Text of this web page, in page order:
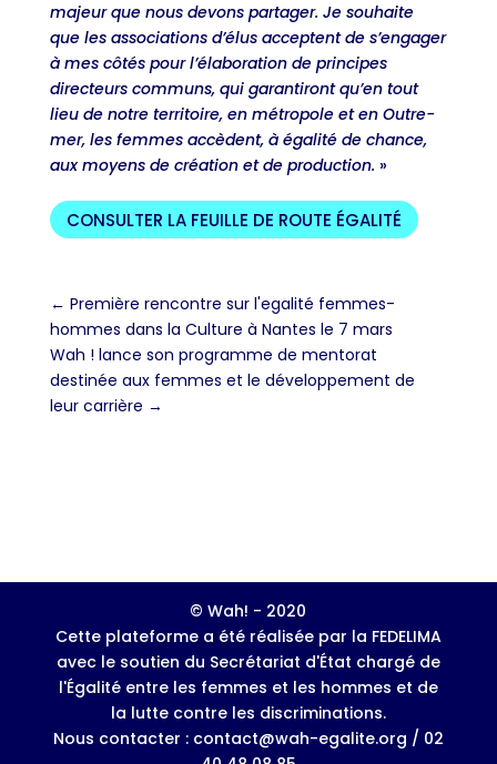
majeur que nous devons partager. Je souhaite
que les associations d’élus acceptent de s’engager
à mes côtés pour l’élaboration de principes
directeurs communs, qui garantiront qu’en tout
lieu de notre territoire, en métropole et en Outre-
mer, les femmes accèdent, à égalité de chance,
aux moyens de création et de production. »
CONSULTER LA FEUILLE DE ROUTE ÉGALITÉ
← Première rencontre sur l'egalité femmes-
hommes dans la Culture à Nantes le 7 mars
Wah ! lance son programme de mentorat
destinée aux femmes et le développement de
leur carrière →
© Wah! - 2020
Cette plateforme a été réalisée par la FEDELIMA
avec le soutien du Secrétariat d'État chargé de
l'Égalité entre les femmes et les hommes et de
la lutte contre les discriminations.
Nous contacter : contact@wah-egalite.org / 02